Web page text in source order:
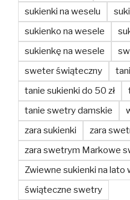
sukienki na weselu
sukienko na wesele
sukienkę na wesele
sweter świąteczny
tanie sukienki do 50 zł
tanie swetry damskie
zara sukienki
zara
zara swetrym Markowe
Zwiewne sukienki na lato
świąteczne swetry